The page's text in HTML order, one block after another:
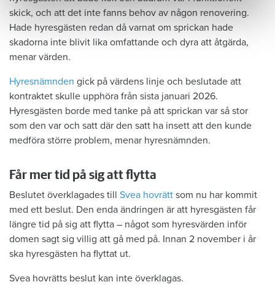
skick, och att det inte fanns behov av någon renovering.
Hade hyresgästen redan då varnat om sprickan hade
skadorna inte blivit lika omfattande och dyra att åtgärda,
menar värden.
Hyresnämnden gick på värdens linje och beslutade att
kontraktet skulle upphöra från sista januari 2026.
Hyresgästen borde med tanke på att sprickan var så stor
som den var och satt där den satt ha insett att den kunde
medföra större problem, menar hyresnämnden.
Får mer tid på sig att flytta
Beslutet överklagades till Svea hovrätt som nu har kommit
med ett beslut. Den enda ändringen är att hyresgästen får
längre tid på sig att flytta – något som hyresvärden inför
domen sagt sig villig att gå med på. Innan 2 november i år
ska hyresgästen ha flyttat ut.
Svea hovrätts beslut kan inte överklagas.